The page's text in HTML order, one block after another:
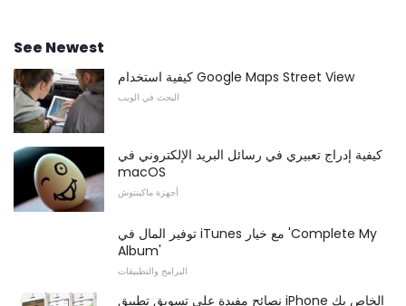
See Newest
كيفية استخدام Google Maps Street View
البحث في الويب
كيفية إدراج تعبيري في رسائل البريد الإلكتروني في
macOS
أجهزة ماكينتوش
توفير المال في iTunes مع خيار 'Complete My
Album'
البرامج والتطبيقات
نصائح مفيدة على تسويق تطبيق iPhone الخاص بك